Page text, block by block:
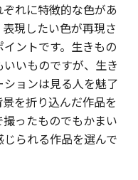
れに特徴的な色があ
現したい色が再現さ
ントです。生きもの
いものですが、生き
ョンは見る人を魅了
を折り込んだ作品を
ったものでもかまい
られる作品を選んで